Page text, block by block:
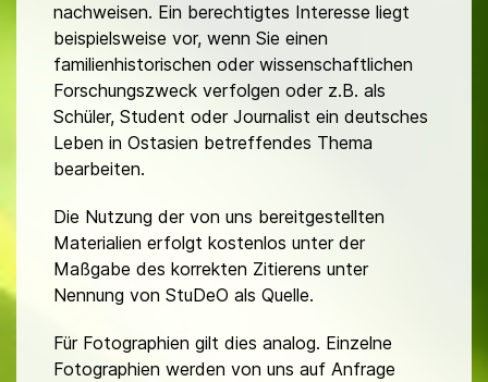
nachweisen. Ein berechtigtes Interesse liegt
beispielsweise vor, wenn Sie einen
familienhistorischen oder wissenschaftlichen
Forschungszweck verfolgen oder z.B. als
Schüler, Student oder Journalist ein deutsches
Leben in Ostasien betreffendes Thema
bearbeiten.
Die Nutzung der von uns bereitgestellten
Materialien erfolgt kostenlos unter der
Maßgabe des korrekten Zitierens unter
Nennung von StuDeO als Quelle.
Für Fotographien gilt dies analog. Einzelne
Fotographien werden von uns auf Anfrage